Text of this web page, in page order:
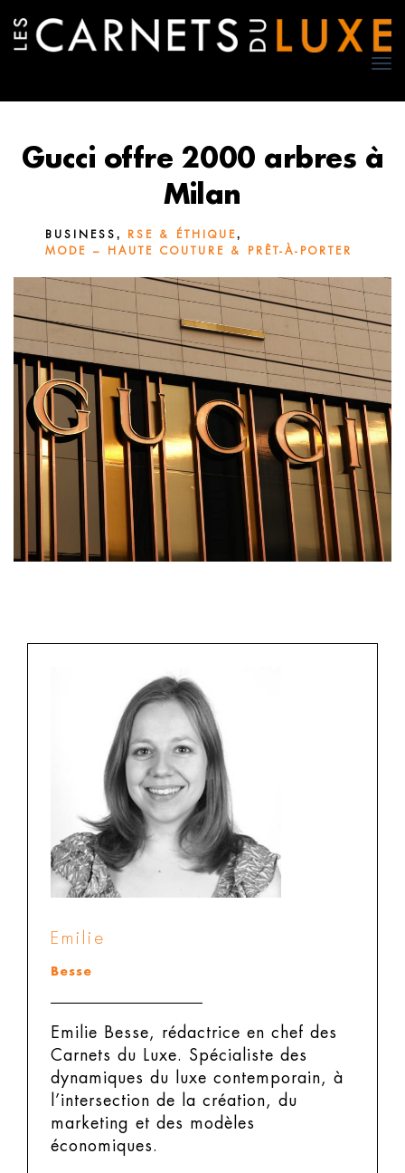
Gucci offre 2000 arbres à
Milan
BUSINESS , RSE & ÉTHIQUE,
MODE – HAUTE COUTURE & PRÊT-À-PORTER
Emilie
Besse
Emilie Besse, rédactrice en chef des
Carnets du Luxe.
Spécialiste des
dynamiques du luxe contemporain, à
l’intersection de la création, du
marketing et des modèles
économiques.